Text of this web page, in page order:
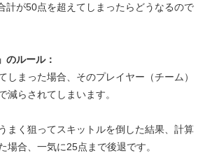
計が50点を超えてしまったらどうなるので
のルール：
しまった場合、そのプレイヤー（チーム）
減らされてしまいます。
まく狙ってスキットルを倒した結果、計算
場合、一気に25点まで後退です。